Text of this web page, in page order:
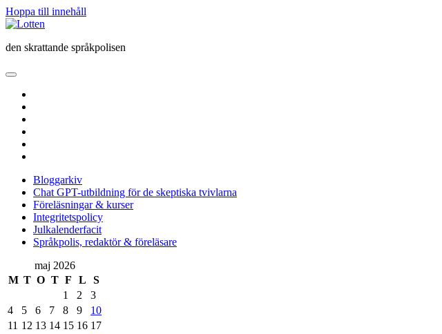
Hoppa till innehåll
Lotten
den skrattande språkpolisen
öppna
meny
Bloggarkiv
Chat GPT-utbildning för de skeptiska tvivlarna
Föreläsningar & kurser
Integritetspolicy
Julkalenderfacit
Språkpolis, redaktör & föreläsare
Sidopanel
maj 2026
M T O T F L
S
1
2
3
4
5 6 7 8 9
10
11 12 13 14 15 16 17